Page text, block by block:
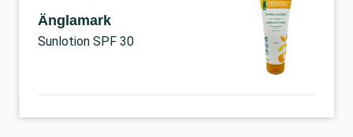
Änglamark
Sunlotion SPF 30